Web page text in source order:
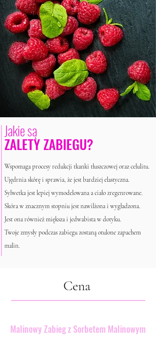
Jakie są
ZALETY ZABIEGU?
Wspomaga procesy redukcji tkanki tłuszczowej oraz celulitu.
Ujędrnia skórę i sprawia, że jest bardziej elastyczna.
Sylwetka jest lepiej wymodelowana a ciało zregenrowane.
Skóra w znacznym stopniu jest nawilżona i wygładzona.
Jest ona również miększa i jedwabista w dotyku.
Twoje zmysły podczas zabiegu zostaną otulone zapachem
malin.
Cena
Malinowy Zabieg z Sorbetem Malinowym